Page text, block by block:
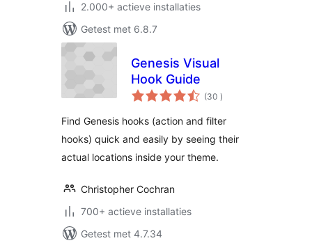
2.000+ actieve installaties
Getest met 6.8.7
Genesis Visual
Hook Guide
(30 aantal
beoordelingen
)
Find Genesis hooks (action and filter
hooks) quick and easily by seeing their
actual locations inside your theme.
Christopher Cochran
700+ actieve installaties
Getest met 4.7.34